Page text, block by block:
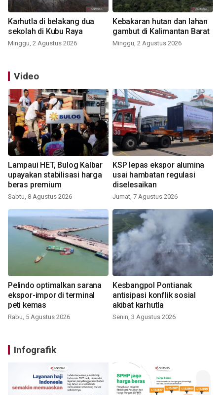
Karhutla di belakang dua
sekolah di Kubu Raya
Minggu, 2 Agustus 2026
Kebakaran hutan dan lahan
gambut di Kalimantan Barat
Minggu, 2 Agustus 2026
Video
Lampaui HET, Bulog Kalbar
upayakan stabilisasi harga
beras premium
Sabtu, 8 Agustus 2026
KSP lepas ekspor alumina
usai hambatan regulasi
diselesaikan
Jumat, 7 Agustus 2026
Pelindo optimalkan sarana
ekspor-impor di terminal
peti kemas
Rabu, 5 Agustus 2026
Kesbangpol Pontianak
antisipasi konflik sosial
akibat karhutla
Senin, 3 Agustus 2026
Infografik